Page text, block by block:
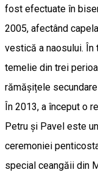
fost efectuate în
2005, afectând
vestică a naosului.
temelie din trei
rămășițele
În 2013, a început o
Petru și Pavel este
ceremoniei
special ceangăii din